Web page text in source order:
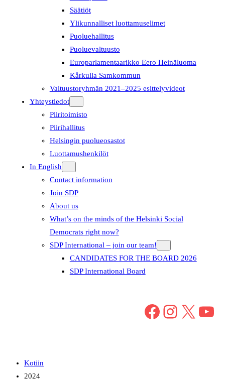
Säätiöt
Ylikunnalliset luottamuselimet
Puoluehallitus
Puoluevaltuusto
Europarlamentaarikko Eero Heinäluoma
Kårkulla Samkommun
Valtuustoryhmän 2021–2025 esittelyvideot
Yhteystiedot
Piiritoimisto
Piirihallitus
Helsingin puolueosastot
Luottamushenkilöt
In English
Contact information
Join SDP
About us
What’s on the minds of the Helsinki Social
Democrats right now?
SDP International – join our team!
CANDIDATES FOR THE BOARD 2026
SDP International Board
Facebook Instagram X YouTube
Kotiin
2024